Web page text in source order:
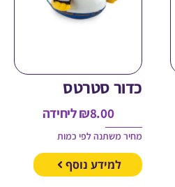
כדור סטרטס
ליחידה
מחיר משתנה לפי כמות
למידע נוסף